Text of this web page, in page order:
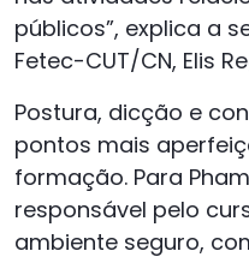
públicos”, explica a
Fetec-CUT/CN, Elis
Postura, dicção e
pontos mais
formação. Para
responsável pelo
ambiente seguro,